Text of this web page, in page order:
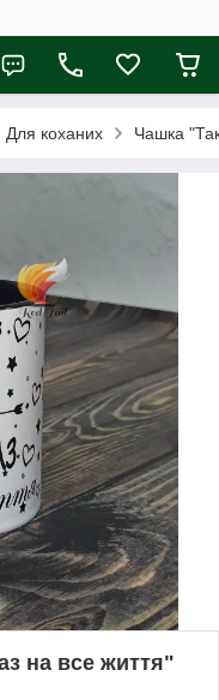
Для коханих Чашка
на все життя"